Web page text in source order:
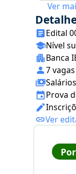
Ver
Edital
Nível
Banca
7 vagas
Prova
Ver